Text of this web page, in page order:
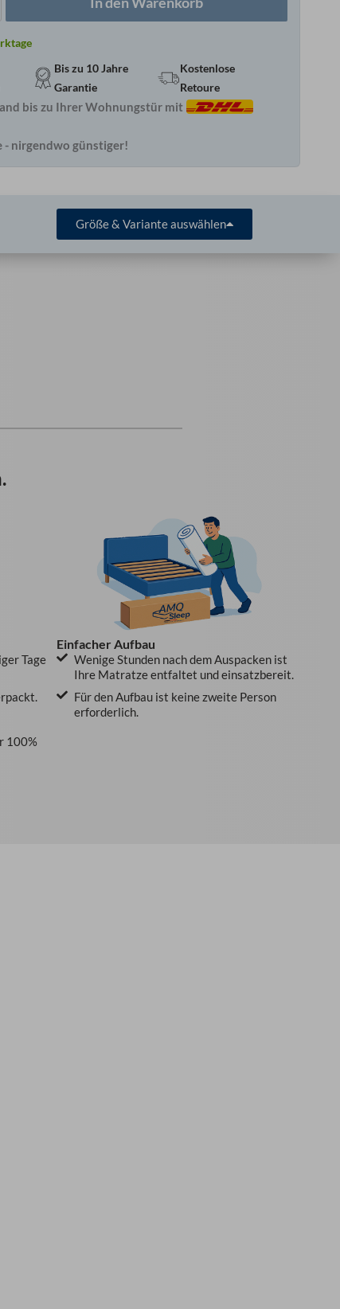
Bis zu 10 Jahre
Garantie
Kostenlose
Retoure
bis zu Ihrer Wohnungstür mit
- nirgendwo günstiger!
Größe & Variante auswählen
Tage
100%
Einfacher Aufbau
Wenige Stunden nach dem Auspacken ist
Ihre Matratze entfaltet und einsatzbereit.
Für den Aufbau ist keine zweite Person
erforderlich.